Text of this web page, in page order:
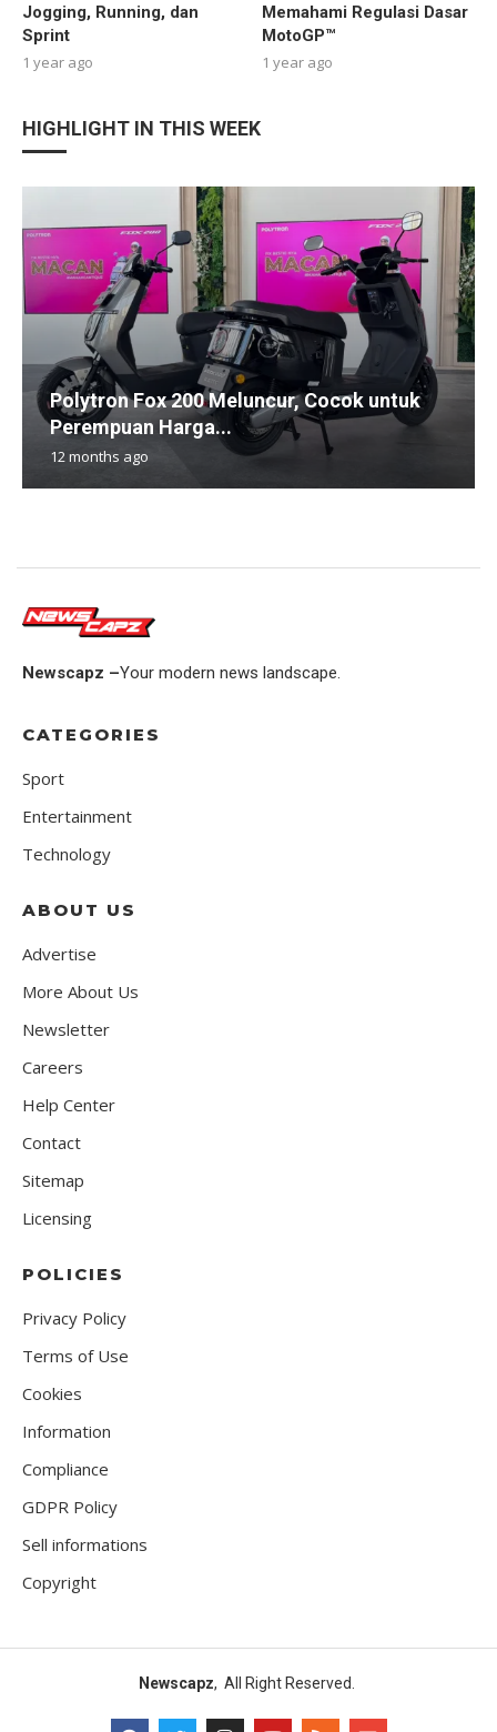
Jogging, Running, dan
Sprint
1 year ago
Memahami Regulasi Dasar
MotoGP™
1 year ago
HIGHLIGHT IN THIS WEEK
Polytron Fox 200 Meluncur, Cocok untuk
Perempuan Harga...
12 months ago
Newscapz –Your modern news landscape.
CATEGORIES
Sport
Entertainment
Technology
ABOUT US
Advertise
More About Us
Newsletter
Careers
Help Center
Contact
Sitemap
Licensing
POLICIES
Privacy Policy
Terms of Use
Cookies
Information
Compliance
GDPR Policy
Sell informations
Copyright
Newscapz, All Right Reserved.